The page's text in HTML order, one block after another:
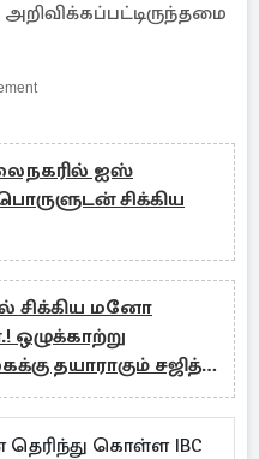
ஐஸ்
சிக்கிய
சிக்கிய மனோ
தயாராகும் சஜித்
கொள்ள IBC